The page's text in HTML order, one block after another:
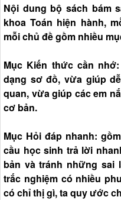
Nội dung bộ sách bám
khoa Toán hiện hành,
mỗi chủ đề gồm nhiều
Mục Kiến thức cần
dạng sơ đồ, vừa giúp
quan, vừa giúp các em
cơ bản.
Mục Hỏi đáp nhanh:
cầu học sinh trả lời
bản và tránh những sai
trắc nghiệm có nhiều
có chỉ thị gì, ta quy ước